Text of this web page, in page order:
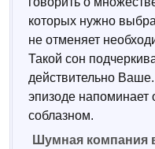
которых нужно
не отменяет
Такой сон
действительно
эпизоде
соблазном.
Шумная компания